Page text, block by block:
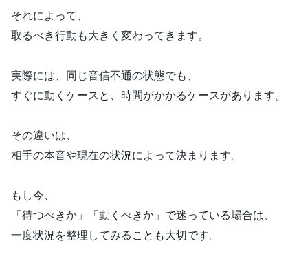
それによって、
取るべき行動も大きく変わってきます。
実際には、同じ音信不通の状態でも、
すぐに動くケースと、時間がかかるケースがあります。
その違いは、
相手の本音や現在の状況によって決まります。
もし今、
「待つべきか」「動くべきか」で迷っている場合は、
一度状況を整理してみることも大切です。